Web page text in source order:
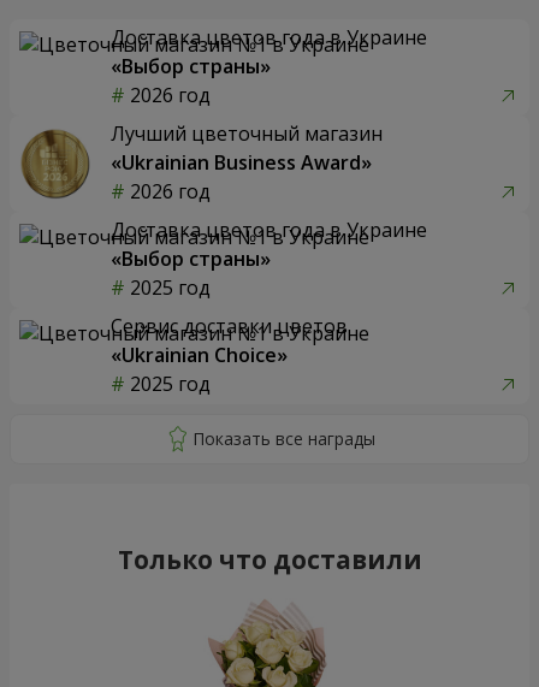
Доставка цветов года в Украине
«Выбор страны»
2026 год
Лучший цветочный магазин
«Ukrainian Business Award»
2026 год
Доставка цветов года в Украине
«Выбор страны»
2025 год
Сервис доставки цветов
«Ukrainian Choice»
2025 год
Только что доставили